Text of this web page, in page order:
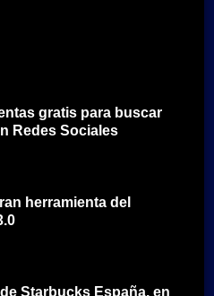
gratis para buscar
Redes Sociales
herramienta del
Starbucks España, en